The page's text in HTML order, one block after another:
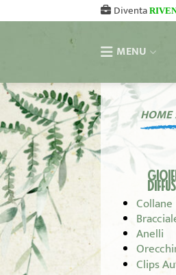
ai
Diventa
MENU
HOME
Collane
Anelli
Clips